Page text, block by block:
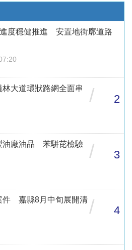
度穩健推進 安置地街廓道路
大道環狀路網全面串
/ 2
油廠油品 苯駢芘檢驗
/ 3
件 嘉縣8月中旬展開清 / 4